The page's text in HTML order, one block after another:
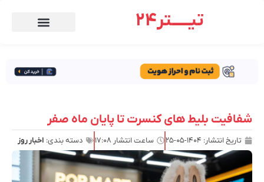
تیـــــتر24
شفافیت بلیط های کنسرت تا پایان ماه صفر
تاریخ انتشار: ۱۴۰۴-۰۵-۲۵ ساعت انتشار ۱۷:۰۸ دسته بندی: اخبار روز